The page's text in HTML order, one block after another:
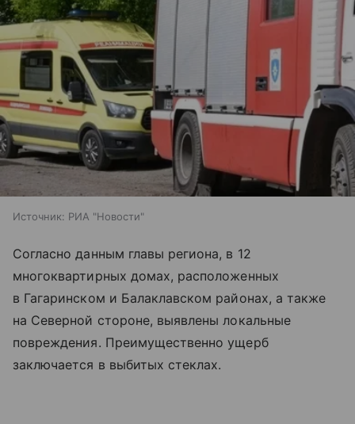
Источник: РИА "Новости"
Согласно данным главы региона, в 12
многоквартирных домах, расположенных
в Гагаринском и Балаклавском районах, а также
на Северной стороне, выявлены локальные
повреждения. Преимущественно ущерб
заключается в выбитых стеклах.